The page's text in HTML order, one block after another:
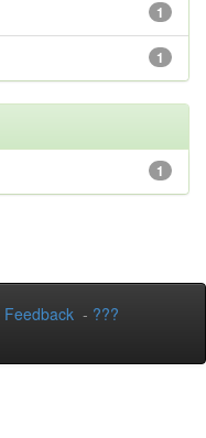
1
1
1
Feedback - ???